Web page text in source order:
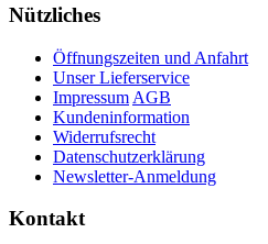
Nützliches
Öffnungszeiten und Anfahrt
Unser Lieferservice
Impressum AGB
Kundeninformation
Widerrufsrecht
Datenschutzerklärung
Newsletter-Anmeldung
Kontakt